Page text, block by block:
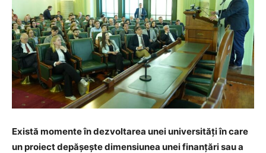
Există momente în dezvoltarea unei universități în care
un proiect depășește dimensiunea unei finanțări sau a